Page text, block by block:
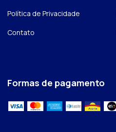
Política de Privacidade
Contato
Formas de pagamento